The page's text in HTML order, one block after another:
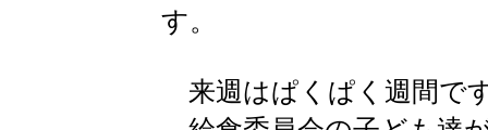
す。
来週はぱくぱく週間で